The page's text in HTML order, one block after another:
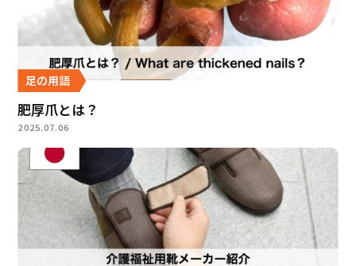
足の用語
肥厚爪とは？
2025.07.06